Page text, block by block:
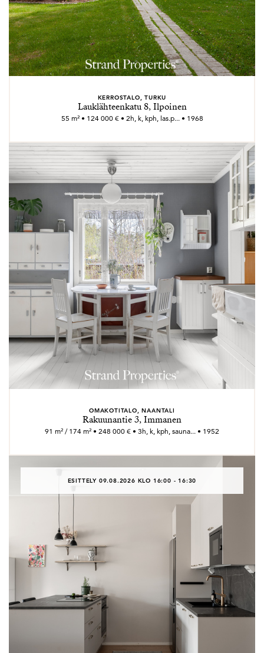
KERROSTALO, TURKU
Lauklähteenkatu 8, Ilpoinen
55 m² • 124 000 € • 2h, k, kph, las.p... • 1968
OMAKOTITALO, NAANTALI
Rakuunantie 3, Immanen
91 m² / 174 m² • 248 000 € • 3h, k, kph, sauna... • 1952
ESITTELY 09.08.2026 KLO 16:00 - 16:30